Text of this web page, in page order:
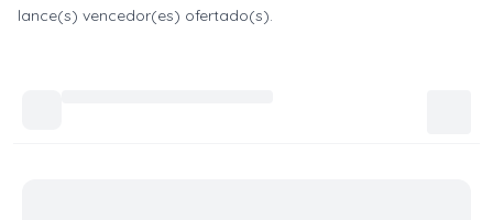
lance(s) vencedor(es) ofertado(s).